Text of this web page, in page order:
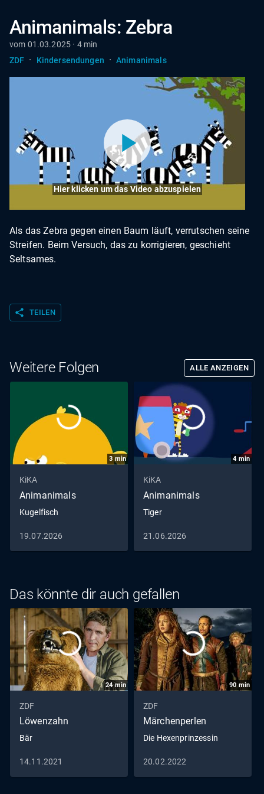
Animanimals: Zebra
vom 01.03.2025 · 4 min
ZDF · Kindersendungen · Animanimals
Hier klicken um das Video abzuspielen
Als das Zebra gegen einen Baum läuft, verrutschen seine
Streifen. Beim Versuch, das zu korrigieren, geschieht
Seltsames.
share TEILEN
Weitere Folgen ALLE ANZEIGEN
3 min
KiKA
Animanimals
Kugelfisch
19.07.2026
4 min
KiKA
Animanimals
Tiger
21.06.2026
Das könnte dir auch gefallen
24min
ZDF
Löwenzahn
Bär
14.11.2021
90 min
ZDF
Märchenperlen
Die Hexenprinzessin
20.02.2022